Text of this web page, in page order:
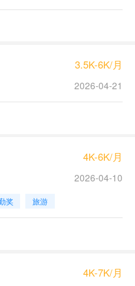
3.5K-6K/月
2026-04-21
4K-6K/月
2026-04-10
奖 旅游
4K-7K/月